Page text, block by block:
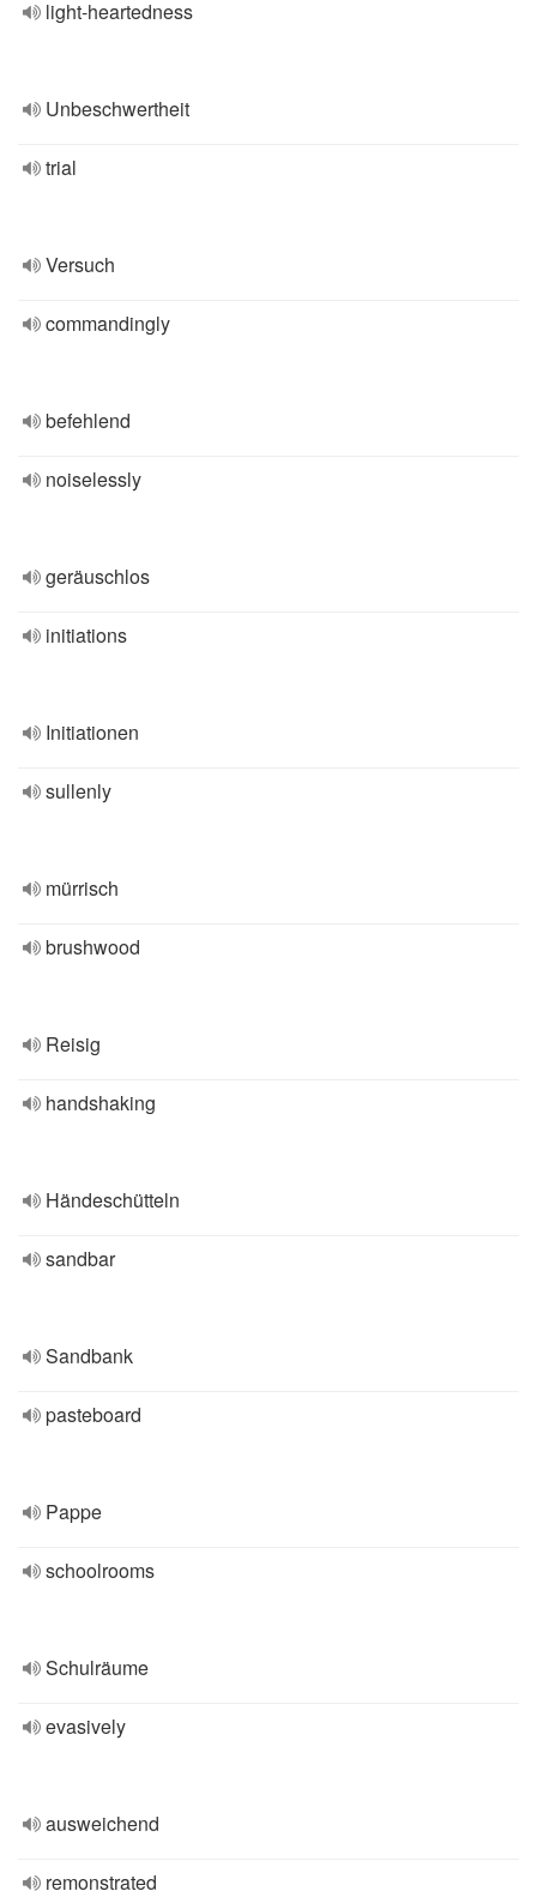
light-heartedness
Unbeschwertheit
trial
Versuch
commandingly
befehlend
noiselessly
geräuschlos
initiations
Initiationen
sullenly
mürrisch
brushwood
Reisig
handshaking
Händeschütteln
sandbar
Sandbank
pasteboard
Pappe
schoolrooms
Schulräume
evasively
ausweichend
remonstrated